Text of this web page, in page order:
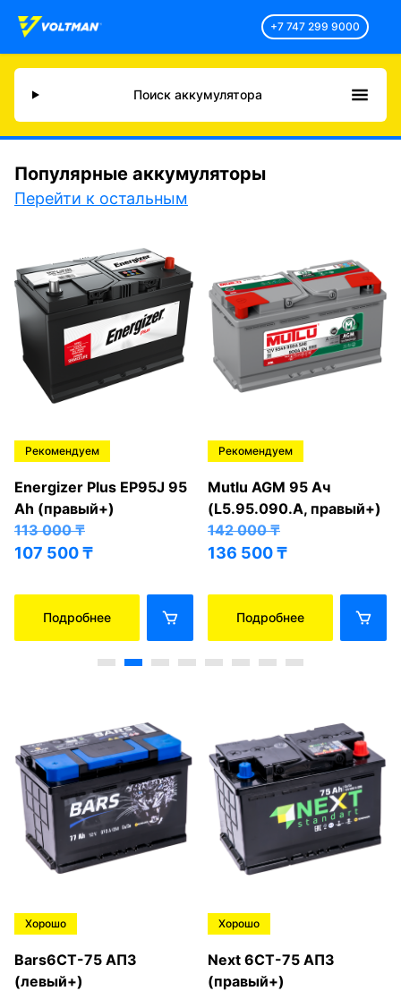
+7 747 299 9000
Поиск аккумулятора
Популярные аккумуляторы
Перейти к остальным
Рекомендуем
Energizer Plus EP95J 95
Ah (правый+)
113 000₸
107 500₸
Подробнее
Рекомендуем
Mutlu AGM 95 Ач
(L5.95.090.A, правый+)
142 000₸
136 500₸
Подробнее
Хорошо
Bars6СТ-75 АПЗ
(левый+)
Хорошо
Next 6СТ-75 АПЗ
(правый+)